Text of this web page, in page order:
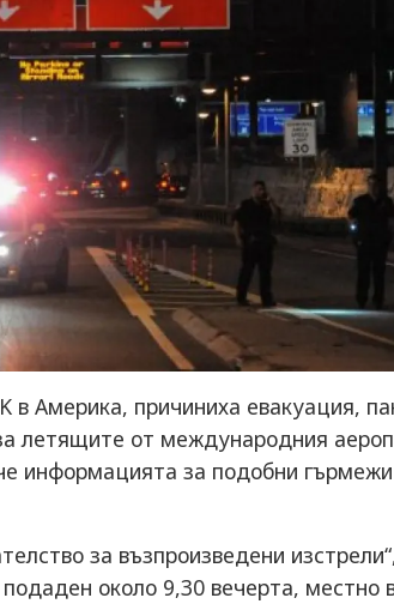
в Америка, причиниха евакуация,
летящите от международния
информацията за подобни
за възпроизведени
около 9,30 вечерта, местно